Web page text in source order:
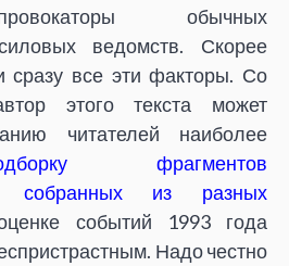
обычных
ведомств. Скорее
сразу все эти факторы. Со
этого текста может
читателей наиболее
фрагментов
собранных из разных
событий 1993 года
Надо честно